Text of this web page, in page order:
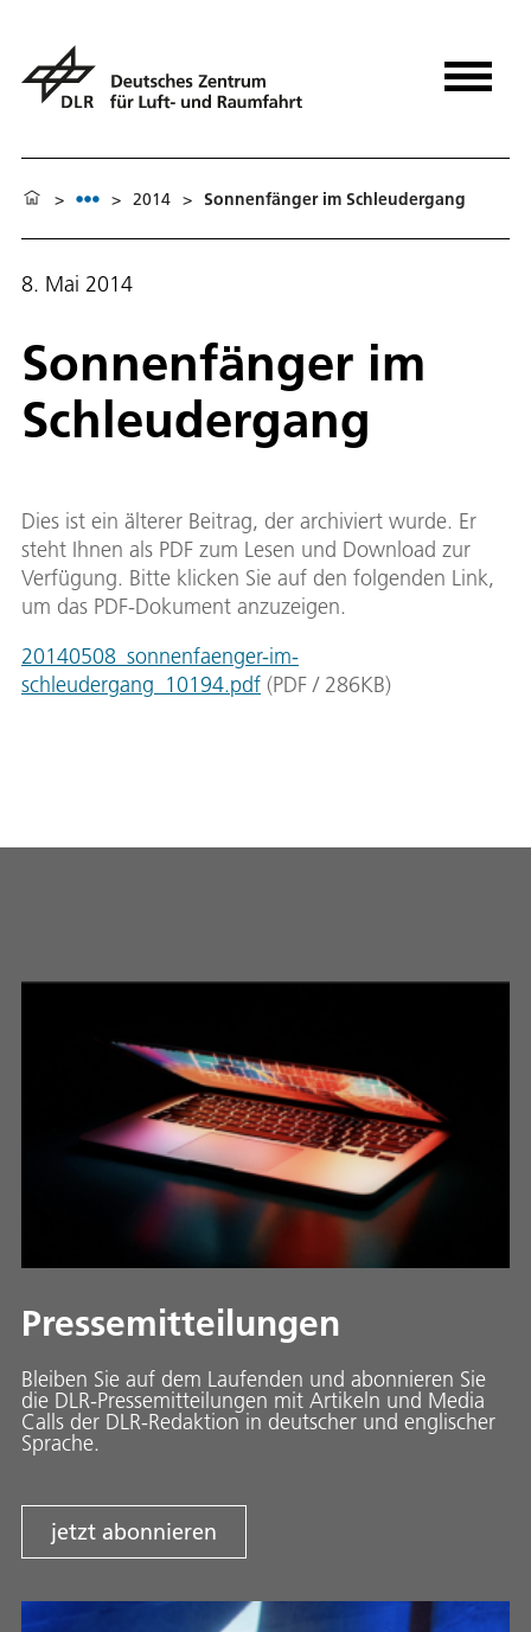
> > 2014 > Sonnenfänger im Schleudergang
8. Mai 2014
Sonnenfänger im
Schleudergang
Dies ist ein älterer Beitrag, der archiviert wurde. Er
steht Ihnen als PDF zum Lesen und Download zur
Verfügung. Bitte klicken Sie auf den folgenden Link,
um das PDF-Dokument anzuzeigen.
20140508_sonnenfaenger-im-
schleudergang_10194.pdf (PDF / 286KB)
Pressemitteilungen
Bleiben Sie auf dem Laufenden und abonnieren Sie
die DLR-Pressemitteilungen mit Artikeln und Media
Calls der DLR-Redaktion in deutscher und englischer
Sprache.
jetzt abonnieren